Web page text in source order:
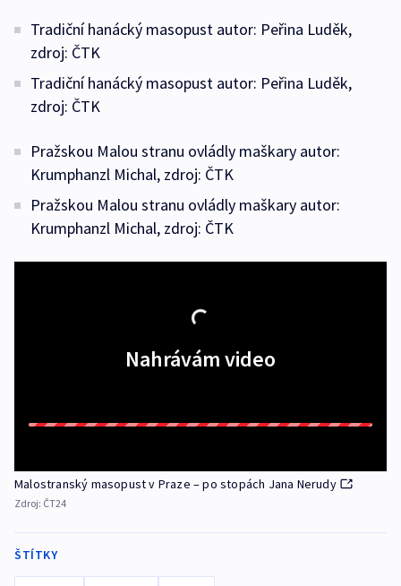
Tradiční hanácký masopust autor: Peřina Luděk,
zdroj: ČTK
Tradiční hanácký masopust autor: Peřina Luděk,
zdroj: ČTK
Pražskou Malou stranu ovládly maškary autor:
Krumphanzl Michal, zdroj: ČTK
Pražskou Malou stranu ovládly maškary autor:
Krumphanzl Michal, zdroj: ČTK
Nahrávám video
Malostranský masopust v Praze – po stopách Jana Nerudy
Zdroj: ČT24
ŠTÍTKY